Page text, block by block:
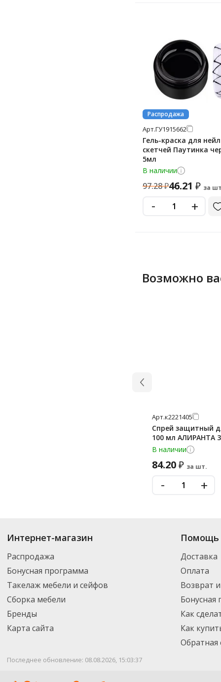
Распродажа
Арт.ГУ1915662
Гель-краска для
скетчей Паутинка
5мл
В наличии
97.28₽46.21 ₽ за
- +
Возможно
Арт.к2221405
Спрей защитный
100 мл АЛИРАНТА
В наличии
84.20₽ за шт.
- +
Купить
. В ассортименте
можете выбрать нужный товар и добавить его в корзину для
партнерской транспортной компанией DPD. Для постоянных
Интернет-магазин
Распродажа
Бонусная программа
Такелаж мебели и сейфов
Сборка мебели
Бренды
Карта сайта
Помощь
Доставка
Оплата
Возврат
Бонусная
Как
Как
Обратная
Последнее обновление: 08.08.2026, 15:03:37